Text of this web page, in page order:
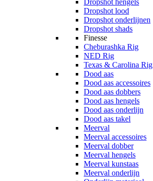
Dropshot hengels
Dropshot lood
Dropshot onderlijnen
Dropshot shads
Finesse
Cheburashka Rig
NED Rig
Texas & Carolina Rig
Dood aas
Dood aas accessoires
Dood aas dobbers
Dood aas hengels
Dood aas onderlijn
Dood aas takel
Meerval
Meerval accessoires
Meerval dobber
Meerval hengels
Meerval kunstaas
Meerval onderlijn